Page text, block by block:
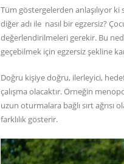
Tüm göstergelerden anlaşılıyor ki
diğer adı ile nasıl bir egzersiz?
değerlendirilmeleri gerekir. Bu
geçebilmek için egzersiz şekline
Doğru kişiye doğru, ilerleyici,
çalışma olacaktır. Örneğin
uzun oturmalara bağlı sırt ağrısı
farklılık gösterir.